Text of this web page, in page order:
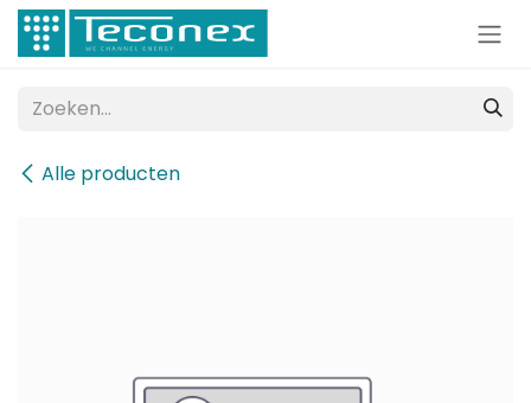
Overslaan naar inhoud
Alle producten